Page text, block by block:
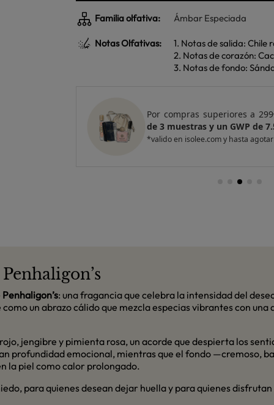
Familia olfativa: Ámbar Especiada
Notas Olfativas:
1. Notas de salida: Chile
2. Notas de corazón:
3. Notas de fondo:
Por compras superiores a
de 4 muestras y 2 GWP de
*valido en isolee.com y hasta
Penhaligon’s: una fragancia que celebra la intensidad del
como un abrazo cálido que mezcla especias vibrantes con
jengibre y pimienta rosa, un acorde que despierta los
profundidad emocional, mientras que el fondo —cremoso,
la piel como calor prolongado.
para quienes desean dejar huella y para quienes